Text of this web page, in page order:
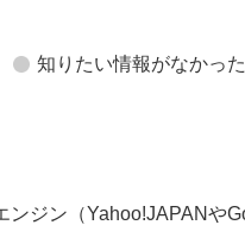
知りたい情報がなかった
ンジン（Yahoo!JAPANや